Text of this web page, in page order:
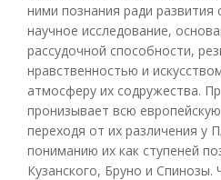
ними познания ради развития
научное исследование,
рассудочной способности,
нравственностью и
атмосферу их содружества.
пронизывает всю
переходя от их различения у
пониманию их как ступеней
Кузанского, Бруно и Спинозы.